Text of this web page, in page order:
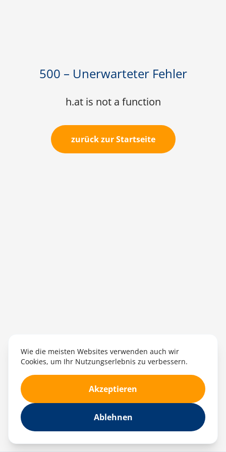
500 – Unerwarteter Fehler
h.at is not a function
zurück zur Startseite
Wie die meisten Websites verwenden auch wir
Cookies, um Ihr Nutzungserlebnis zu verbessern.
Akzeptieren
Ablehnen